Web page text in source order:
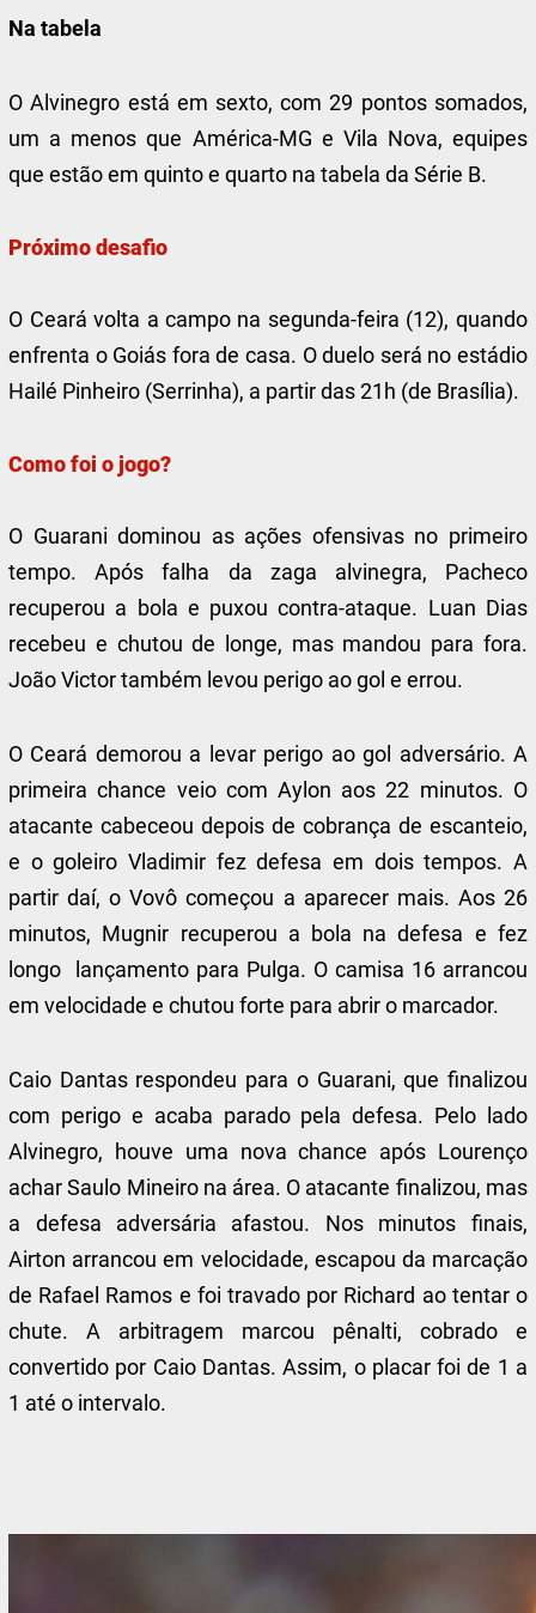
Na tabela
O Alvinegro está em sexto, com 29 pontos somados,
um a menos que América-MG e Vila Nova, equipes
que estão em quinto e quarto na tabela da Série B.
Próximo desafio
O Ceará volta a campo na segunda-feira (12), quando
enfrenta o Goiás fora de casa. O duelo será no estádio
Hailé Pinheiro (Serrinha), a partir das 21h (de Brasília).
Como foi o jogo?
O Guarani dominou as ações ofensivas no primeiro
tempo. Após falha da zaga alvinegra, Pacheco
recuperou a bola e puxou contra-ataque. Luan Dias
recebeu e chutou de longe, mas mandou para fora.
João Victor também levou perigo ao gol e errou.
O Ceará demorou a levar perigo ao gol adversário. A
primeira chance veio com Aylon aos 22 minutos. O
atacante cabeceou depois de cobrança de escanteio,
e o goleiro Vladimir fez defesa em dois tempos. A
partir daí, o Vovô começou a aparecer mais. Aos 26
minutos, Mugnir recuperou a bola na defesa e fez
longo lançamento para Pulga. O camisa 16 arrancou
em velocidade e chutou forte para abrir o marcador.
Caio Dantas respondeu para o Guarani, que finalizou
com perigo e acaba parado pela defesa. Pelo lado
Alvinegro, houve uma nova chance após Lourenço
achar Saulo Mineiro na área. O atacante finalizou, mas
a defesa adversária afastou. Nos minutos finais,
Airton arrancou em velocidade, escapou da marcação
de Rafael Ramos e foi travado por Richard ao tentar o
chute. A arbitragem marcou pênalti, cobrado e
convertido por Caio Dantas. Assim, o placar foi de 1 a
1 até o intervalo.